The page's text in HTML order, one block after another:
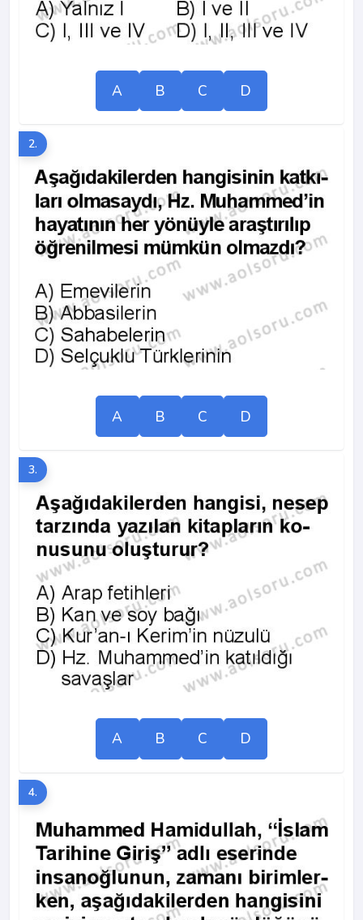
A B C D
2.
A B C D
3.
A B C D
4.